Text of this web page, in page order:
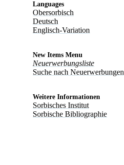
Languages
Obersorbisch
Deutsch
Englisch-Variation
New Items Menu
Neuerwerbungsliste
Suche nach Neuerwerbungen
Weitere Informationen
Sorbisches Institut
Sorbische Bibliographie